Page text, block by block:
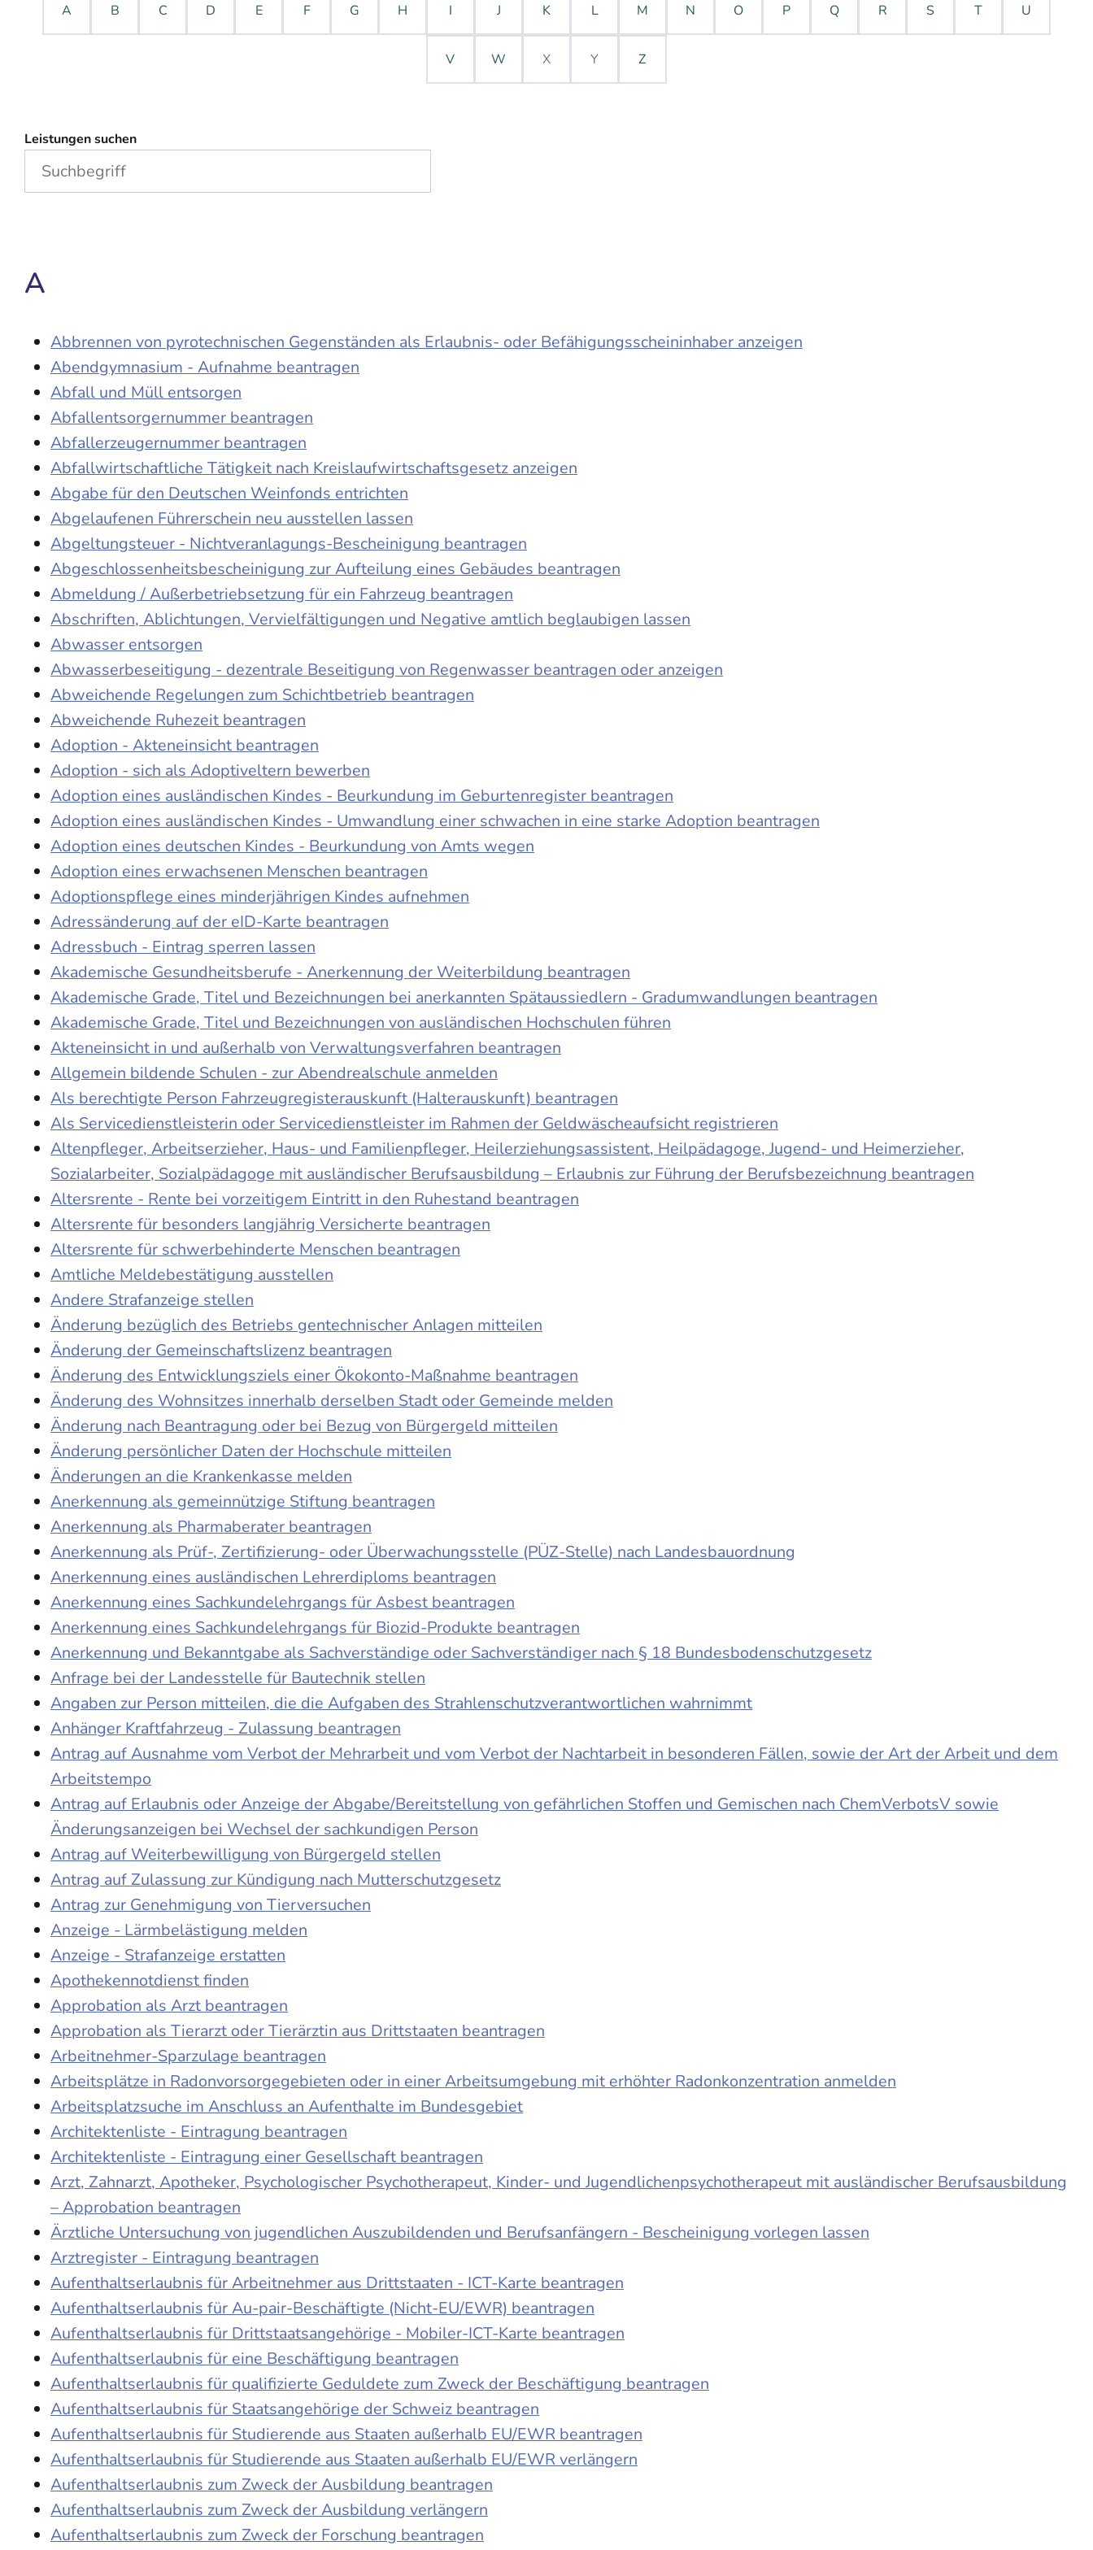
A B C D E F G H I J K L M N O P Q R S T U
V W X Y Z
Leistungen suchen
A
Abbrennen von pyrotechnischen Gegenständen als Erlaubnis- oder Befähigungsscheininhaber anzeigen
Abendgymnasium - Aufnahme beantragen
Abfall und Müll entsorgen
Abfallentsorgernummer beantragen
Abfallerzeugernummer beantragen
Abfallwirtschaftliche Tätigkeit nach Kreislaufwirtschaftsgesetz anzeigen
Abgabe für den Deutschen Weinfonds entrichten
Abgelaufenen Führerschein neu ausstellen lassen
Abgeltungsteuer - Nichtveranlagungs-Bescheinigung beantragen
Abgeschlossenheitsbescheinigung zur Aufteilung eines Gebäudes beantragen
Abmeldung / Außerbetriebsetzung für ein Fahrzeug beantragen
Abschriften, Ablichtungen, Vervielfältigungen und Negative amtlich beglaubigen lassen
Abwasser entsorgen
Abwasserbeseitigung - dezentrale Beseitigung von Regenwasser beantragen oder anzeigen
Abweichende Regelungen zum Schichtbetrieb beantragen
Abweichende Ruhezeit beantragen
Adoption - Akteneinsicht beantragen
Adoption - sich als Adoptiveltern bewerben
Adoption eines ausländischen Kindes - Beurkundung im Geburtenregister beantragen
Adoption eines ausländischen Kindes - Umwandlung einer schwachen in eine starke Adoption beantragen
Adoption eines deutschen Kindes - Beurkundung von Amts wegen
Adoption eines erwachsenen Menschen beantragen
Adoptionspflege eines minderjährigen Kindes aufnehmen
Adressänderung auf der eID-Karte beantragen
Adressbuch - Eintrag sperren lassen
Akademische Gesundheitsberufe - Anerkennung der Weiterbildung beantragen
Akademische Grade, Titel und Bezeichnungen bei anerkannten Spätaussiedlern - Gradumwandlungen beantragen
Akademische Grade, Titel und Bezeichnungen von ausländischen Hochschulen führen
Akteneinsicht in und außerhalb von Verwaltungsverfahren beantragen
Allgemein bildende Schulen - zur Abendrealschule anmelden
Als berechtigte Person Fahrzeugregisterauskunft (Halterauskunft) beantragen
Als Servicedienstleisterin oder Servicedienstleister im Rahmen der Geldwäscheaufsicht registrieren
Altenpfleger, Arbeitserzieher, Haus- und Familienpfleger, Heilerziehungsassistent, Heilpädagoge, Jugend- und Heimerzieher,
Sozialarbeiter, Sozialpädagoge mit ausländischer Berufsausbildung – Erlaubnis zur Führung der Berufsbezeichnung beantragen
Altersrente - Rente bei vorzeitigem Eintritt in den Ruhestand beantragen
Altersrente für besonders langjährig Versicherte beantragen
Altersrente für schwerbehinderte Menschen beantragen
Amtliche Meldebestätigung ausstellen
Andere Strafanzeige stellen
Änderung bezüglich des Betriebs gentechnischer Anlagen mitteilen
Änderung der Gemeinschaftslizenz beantragen
Änderung des Entwicklungsziels einer Ökokonto-Maßnahme beantragen
Änderung des Wohnsitzes innerhalb derselben Stadt oder Gemeinde melden
Änderung nach Beantragung oder bei Bezug von Bürgergeld mitteilen
Änderung persönlicher Daten der Hochschule mitteilen
Änderungen an die Krankenkasse melden
Anerkennung als gemeinnützige Stiftung beantragen
Anerkennung als Pharmaberater beantragen
Anerkennung als Prüf-, Zertifizierung- oder Überwachungsstelle (PÜZ-Stelle) nach Landesbauordnung
Anerkennung eines ausländischen Lehrerdiploms beantragen
Anerkennung eines Sachkundelehrgangs für Asbest beantragen
Anerkennung eines Sachkundelehrgangs für Biozid-Produkte beantragen
Anerkennung und Bekanntgabe als Sachverständige oder Sachverständiger nach § 18 Bundesbodenschutzgesetz
Anfrage bei der Landesstelle für Bautechnik stellen
Angaben zur Person mitteilen, die die Aufgaben des Strahlenschutzverantwortlichen wahrnimmt
Anhänger Kraftfahrzeug - Zulassung beantragen
Antrag auf Ausnahme vom Verbot der Mehrarbeit und vom Verbot der Nachtarbeit in besonderen Fällen, sowie der Art der Arbeit und dem
Arbeitstempo
Antrag auf Erlaubnis oder Anzeige der Abgabe/Bereitstellung von gefährlichen Stoffen und Gemischen nach ChemVerbotsV sowie
Änderungsanzeigen bei Wechsel der sachkundigen Person
Antrag auf Weiterbewilligung von Bürgergeld stellen
Antrag auf Zulassung zur Kündigung nach Mutterschutzgesetz
Antrag zur Genehmigung von Tierversuchen
Anzeige - Lärmbelästigung melden
Anzeige - Strafanzeige erstatten
Apothekennotdienst finden
Approbation als Arzt beantragen
Approbation als Tierarzt oder Tierärztin aus Drittstaaten beantragen
Arbeitnehmer-Sparzulage beantragen
Arbeitsplätze in Radonvorsorgegebieten oder in einer Arbeitsumgebung mit erhöhter Radonkonzentration anmelden
Arbeitsplatzsuche im Anschluss an Aufenthalte im Bundesgebiet
Architektenliste - Eintragung beantragen
Architektenliste - Eintragung einer Gesellschaft beantragen
Arzt, Zahnarzt, Apotheker, Psychologischer Psychotherapeut, Kinder- und Jugendlichenpsychotherapeut mit ausländischer Berufsausbildung
– Approbation beantragen
Ärztliche Untersuchung von jugendlichen Auszubildenden und Berufsanfängern - Bescheinigung vorlegen lassen
Arztregister - Eintragung beantragen
Aufenthaltserlaubnis für Arbeitnehmer aus Drittstaaten - ICT-Karte beantragen
Aufenthaltserlaubnis für Au-pair-Beschäftigte (Nicht-EU/EWR) beantragen
Aufenthaltserlaubnis für Drittstaatsangehörige - Mobiler-ICT-Karte beantragen
Aufenthaltserlaubnis für eine Beschäftigung beantragen
Aufenthaltserlaubnis für qualifizierte Geduldete zum Zweck der Beschäftigung beantragen
Aufenthaltserlaubnis für Staatsangehörige der Schweiz beantragen
Aufenthaltserlaubnis für Studierende aus Staaten außerhalb EU/EWR beantragen
Aufenthaltserlaubnis für Studierende aus Staaten außerhalb EU/EWR verlängern
Aufenthaltserlaubnis zum Zweck der Ausbildung beantragen
Aufenthaltserlaubnis zum Zweck der Ausbildung verlängern
Aufenthaltserlaubnis zum Zweck der Forschung beantragen